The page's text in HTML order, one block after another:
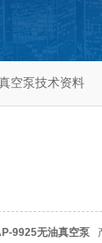
空泵技术资料
9925无油真空泵